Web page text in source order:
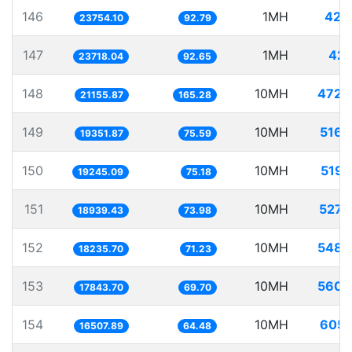
146 23754.10 92.79 1MH
147 23718.04 92.65 1MH
148 21155.87 165.28 10MH
149 19351.87 75.59 10MH
150 19245.09 75.18 10MH
151 18939.43 73.98 10MH
152 18235.70 71.23 10MH
153 17843.70 69.70 10MH
154 16507.89 64.48 10MH